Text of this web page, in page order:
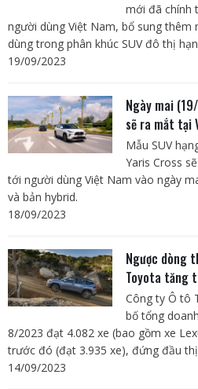
mới đã chính
người dùng Việt Nam, bổ sung
dùng trong phân khúc SUV đô thị
19/09/2023
Ngày mai
sẽ ra mắt tại
Mẫu SUV
Yaris Cross
tới người dùng Việt Nam vào ngày
và bản hybrid.
18/09/2023
Ngược dòng
Toyota tăng
Công ty Ô tô
bố tổng
8/2023 đạt 4.082 xe (bao gồm xe
trước đó (đạt 3.935 xe), đứng đầu
14/09/2023